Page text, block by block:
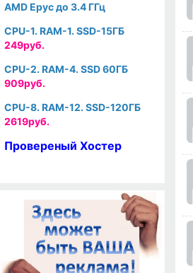
AMD Epyc до 3.4 ГГц
CPU-1. RAM-1. SSD-15ГБ
249руб.
CPU-2. RAM-4. SSD 60ГБ
909руб.
CPU-8. RAM-12. SSD-120ГБ
2619руб.
Провереный Хостер